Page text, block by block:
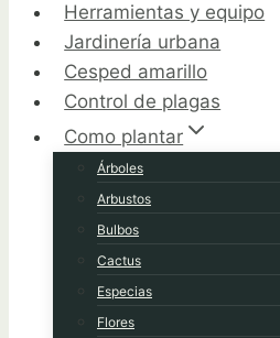
Herramientas y equipo
Jardinería urbana
Cesped amarillo
Control de plagas
Como plantar
Árboles
Arbustos
Bulbos
Cactus
Especias
Flores